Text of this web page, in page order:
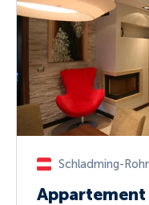
Schladming-
Appartement